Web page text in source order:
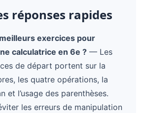
réponses rapides
exercices pour
calculatrice en 6e ? — Les
de départ portent sur la
les quatre opérations, la
et l’usage des parenthèses.
les erreurs de manipulation